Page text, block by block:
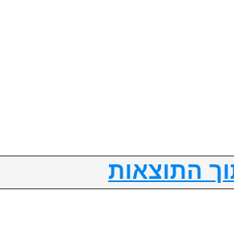
התוצאות